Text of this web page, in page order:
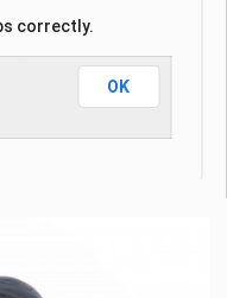
correctly.
OK